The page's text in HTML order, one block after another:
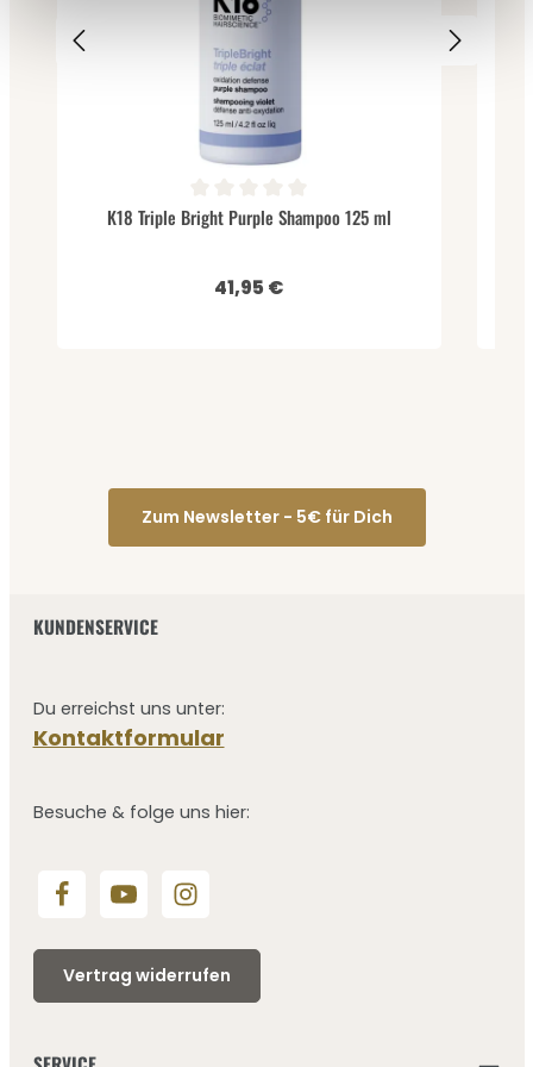
Durchschnittliche Bewertung von 0 von 5 Sternen
K18 Triple Bright Purple Shampoo 125 ml
Regulärer Preis:
41,95 €
Zum Newsletter - 5€ für Dich
KUNDENSERVICE
Du erreichst uns unter:
Kontaktformular
Besuche & folge uns hier:
Vertrag widerrufen